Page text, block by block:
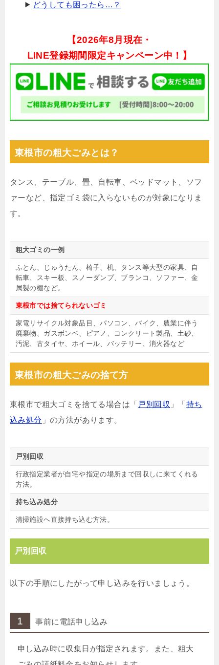
どうしても困ったら…？
【2026年8月現在・
LINE登録期間限定キャンペーン中！】
東根市の粗大ごみとは？
タンス、テーブル、畳、自転車、ベッドマット、ソフ
ァーなど、指定ゴミ袋に入らないものが対象になりま
す。
粗大ゴミの一例
ふとん、じゅうたん、椅子、机、タンス等大型の家具、自
転車、スキー板、スノーダンプ、ブランコ、ソファー、金
属製の棚など。
東根市では捨てられないゴミ
家電リサイクル対象品目、パソコン、バイク、農業に伴う
廃棄物、ガスボンベ、ピアノ、コンクリート製品、土砂、
汚泥、古タイヤ、ホイール、バッテリー、消火器など
東根市の粗大ごみの捨て方
東根市で粗大ゴミを捨てる場合は「 戸別回収 」「 持ち
込み処分 」の方法があります。
戸別回収
行政指定業者が自宅や指定の場所まで回収しに来てくれる
方法。
持ち込み処分
清掃施設へ直接持ち込む方法。
戸別回収
以下の手順にしたがって申し込みを行いましょう。
1 事前に電話申し込み
申し込み時に収集日が指定されます。また、粗大